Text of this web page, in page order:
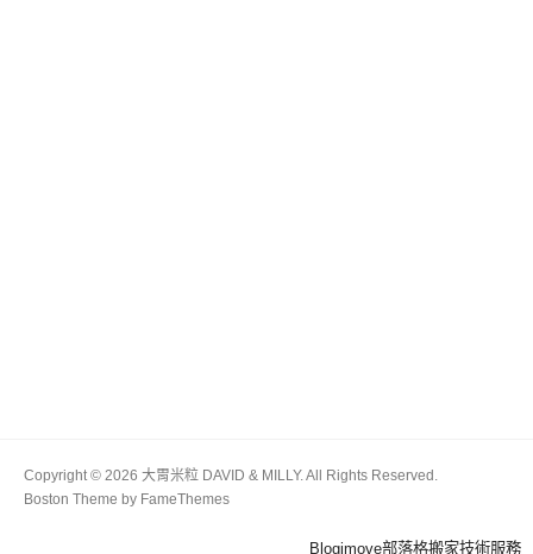
Copyright © 2026 大胃米粒 DAVID & MILLY. All Rights Reserved.
Boston Theme by FameThemes
Blogimove部落格搬家技術服務